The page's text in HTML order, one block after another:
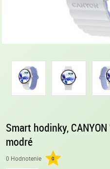
Smart hodinky,
modré
0 Hodnotenie 0